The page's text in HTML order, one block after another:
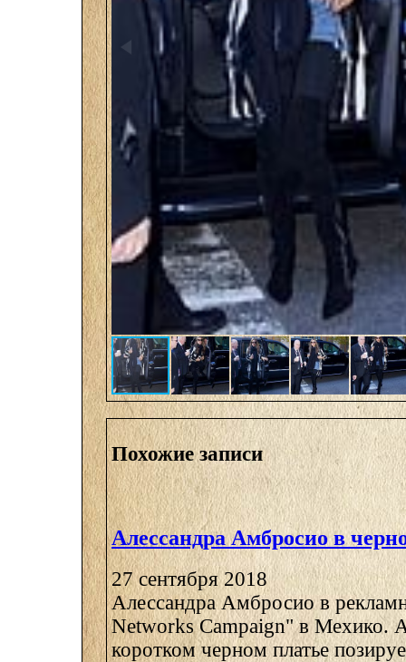
Похожие записи
Алессандра Амбросио в
27 сентября 2018
Алессандра Амбросио в
Networks Campaign" в Мехико.
коротком черном платье